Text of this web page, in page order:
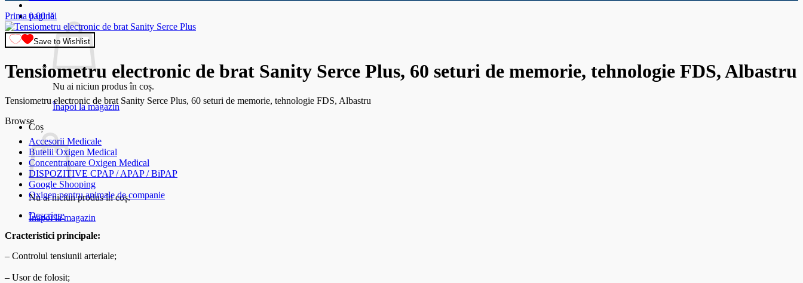
0.00lei
Nu ai niciun produs în coș.
Înapoi la magazin
Coș
Nu ai niciun produs în coș.
Înapoi la magazin
Prima pagină
Save to Wishlist
Tensiometru electronic de brat Sanity Serce Plus, 60 seturi de memorie, tehnologie FDS, Albastru
Tensiometru electronic de brat Sanity Serce Plus, 60 seturi de memorie, tehnologie FDS, Albastru
Browse
Accesorii Medicale
Butelii Oxigen Medical
Concentratoare Oxigen Medical
DISPOZITIVE CPAP / APAP / BiPAP
Google Shooping
Oxigen pentru animale de companie
Descriere
Cracteristici principale:
– Controlul tensiunii arteriale;
– Usor de folosit;